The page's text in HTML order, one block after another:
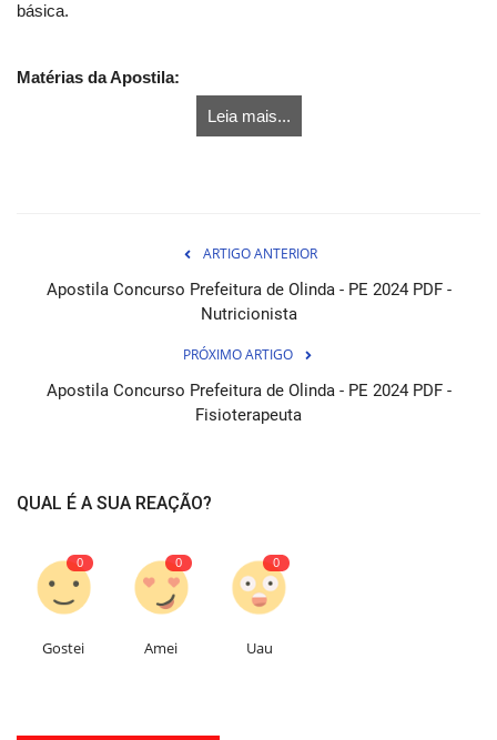
básica.
Matérias da Apostila:
Leia mais...
ARTIGO ANTERIOR
Apostila Concurso Prefeitura de Olinda - PE 2024 PDF -
Nutricionista
PRÓXIMO ARTIGO
Apostila Concurso Prefeitura de Olinda - PE 2024 PDF -
Fisioterapeuta
QUAL É A SUA REAÇÃO?
0
Gostei
0
Amei
0
Uau